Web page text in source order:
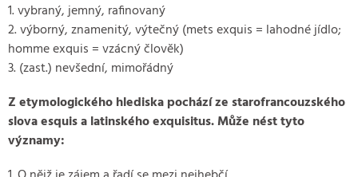
1. vybraný, jemný, rafinovaný
2. výborný, znamenitý, výtečný (mets exquis = lahodné jídlo;
homme exquis = vzácný člověk)
3. (zast.) nevšední, mimořádný
Z etymologického hlediska pochází ze starofrancouzského
slova esquis a latinského exquisitus. Může nést tyto
významy: